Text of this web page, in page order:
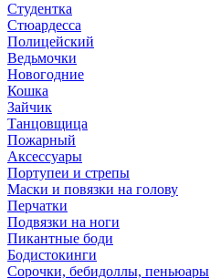
Студентка
Стюардесса
Полицейский
Ведьмочки
Новогодние
Кошка
Зайчик
Танцовщица
Пожарный
Аксессуары
Портупеи и стрепы
Маски и повязки на голову
Перчатки
Подвязки на ноги
Пикантные боди
Бодистокинги
Сорочки, бебидоллы, пеньюары